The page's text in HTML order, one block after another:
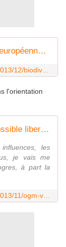
Biodiversité agricole, le 'Commission européenne' propose ce qui ressemble à une bonne nouvelle. - Daniel JAGLINE djexreveur
l'orientation
OGM VS Semences de fermes, l'impossible liberté ? - Daniel JAGLINE djexreveur
les
je vais me
à part la